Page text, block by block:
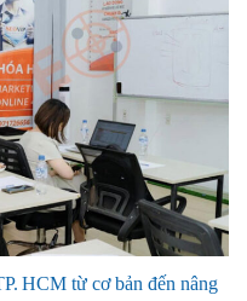
HCM từ cơ bản đến nâng